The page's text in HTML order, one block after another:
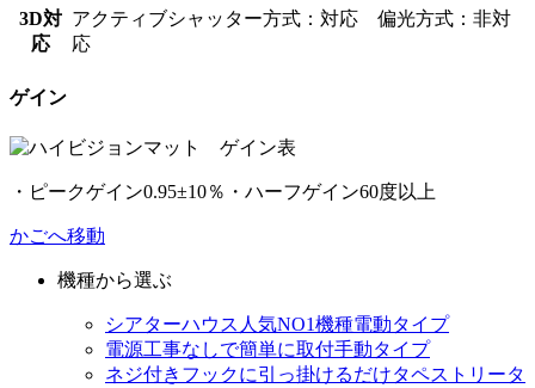
3D対
応
アクティブシャッター方式：対応 偏光方式：非対
応
ゲイン
・ピークゲイン0.95±10％・ハーフゲイン60度以上
かごへ移動
機種から選ぶ
シアターハウス人気NO1機種電動タイプ
電源工事なしで簡単に取付手動タイプ
ネジ付きフックに引っ掛けるだけタペストリータ